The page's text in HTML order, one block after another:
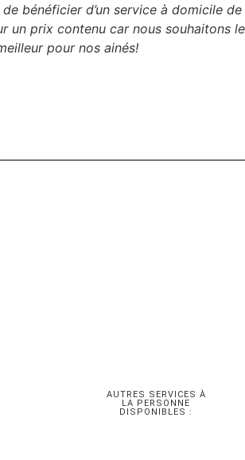
bénéficier d’un service à domicile de
un prix contenu car nous souhaitons le
pour nos ainés!
AUTRES SERVICES À
LA PERSONNE
DISPONIBLES :